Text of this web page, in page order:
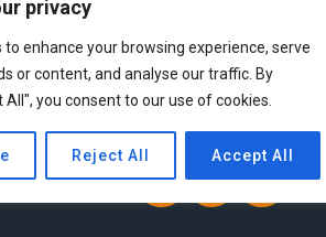
privacy
to enhance your browsing experience, serve
or content, and analyse our traffic. By
All", you consent to our use of cookies.
Reject All Accept All